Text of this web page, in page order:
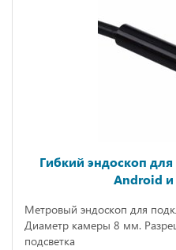
Гибкий эндоскоп
Android и
Метровый эндоскоп для
Диаметр камеры 8 мм.
подсветка